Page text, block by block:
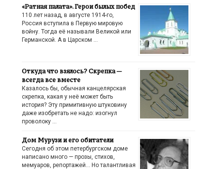
«Ратная палата». Герои былых побед
110 лет назад, в августе 1914-го,
Россия вступила в Первую мировую
войну. Тогда её называли Великой или
Германской. А в Царском …
Откуда что взялось? Скрепка —
всегда все вместе
Казалось бы, обычная канцелярская
скрепка, какая у неё может быть
история? Эту примитивную штуковину
даже изобретать не надо: изогнул
проволоку …
Дом Мурузи и его обитатели
Сегодня об этом петербургском доме
написано много — прозы, стихов,
мемуаров, репортажей… Но талантливая